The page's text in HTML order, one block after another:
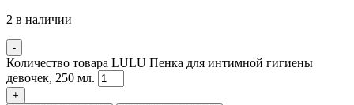
2 в наличии
-
Количество товара LULU Пенка для интимной гигиены
девочек, 250 мл.
+